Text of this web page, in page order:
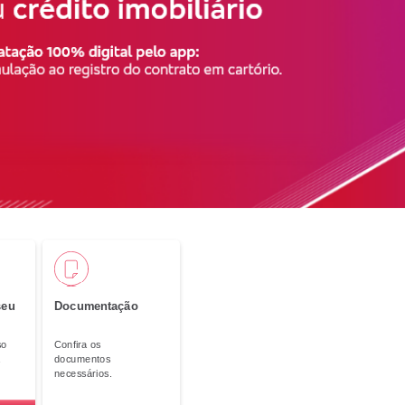
Documentação
Confira os
documentos
necessários.